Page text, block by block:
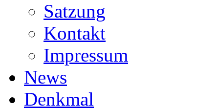
Satzung
Kontakt
Impressum
News
Denkmal